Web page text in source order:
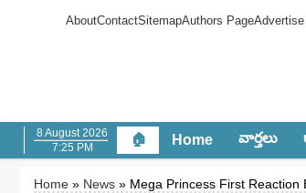
AboutContactSitemapAuthors Page
8 August 2026
7:25 PM
🏠 Home వార్త‌లు
Home » News » Mega Princess First Reaction